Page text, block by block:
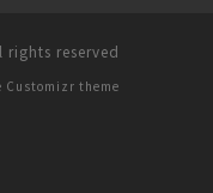
rights reserved
Customizr theme